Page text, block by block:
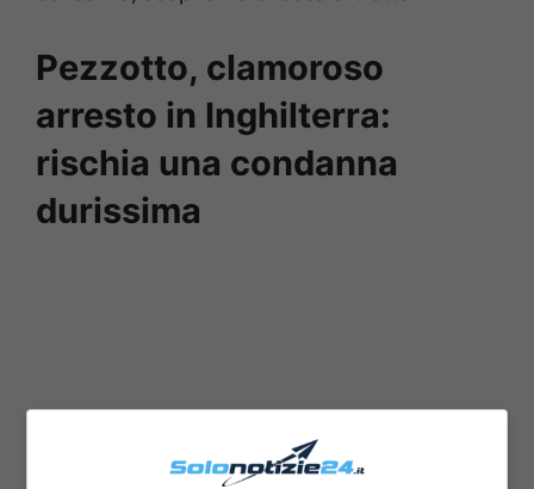
Pezzotto, clamoroso
arresto in Inghilterra:
rischia una condanna
durissima